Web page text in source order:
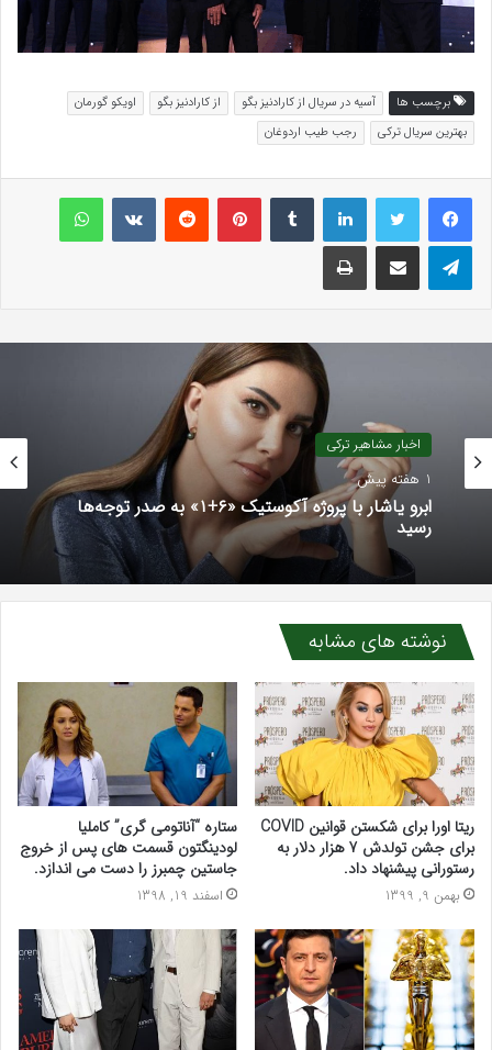
برچسب ها آسیه در سریال از کارادنیز بگو از کارادنیز بگو
اویکو گورمان
بهترین سریال ترکی
رجب طیب اردوغان
لینکداینتامبلر پینتریستReddit
VKontakteواتس آپ
تلگرام اشتراک گذاری با ایمیل چاپ
اخبار مشاهیر ترکی
1 هفته پیش
ابرو یاشار با پروژه آکوستیک «۶+۱» به صدر توجه‌ها
رسید
نوشته های مشابه
ریتا اورا برای شکستن قوانین COVID
برای جشن تولدش 7 هزار دلار به
رستورانی پیشنهاد داد.
بهمن 9, 1399
ستاره “آناتومی گری” کاملیا
لودینگتون قسمت های پس از خروج
جاستین چمبرز را دست می اندازد.
اسفند 19, 1398